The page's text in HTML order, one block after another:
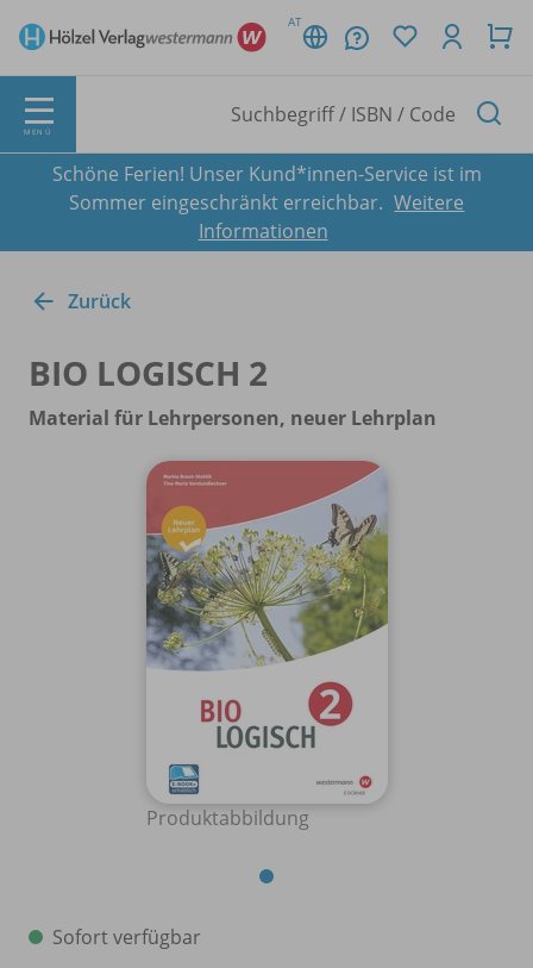
AT
MENÜ
Schöne Ferien! Unser Kund*innen-Service ist im
Sommer eingeschränkt erreichbar. Weitere
Informationen
Zurück
BIO LOGISCH 2
Material für Lehrpersonen, neuer Lehrplan
Produktabbildung
Sofort verfügbar